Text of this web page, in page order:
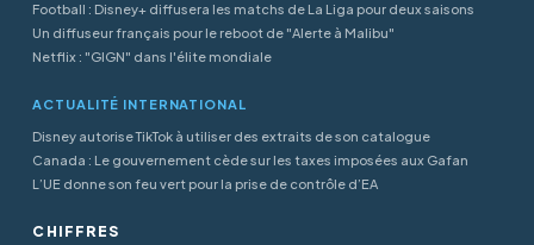
Football : Disney+ diffusera les matchs de La Liga pour deux saisons
Un diffuseur français pour le reboot de "Alerte à Malibu"
Netflix : "GIGN" dans l'élite mondiale
ACTUALITÉ INTERNATIONAL
Disney autorise TikTok à utiliser des extraits de son catalogue
Canada : Le gouvernement cède sur les taxes imposées aux Gafan
L’UE donne son feu vert pour la prise de contrôle d’EA
CHIFFRES